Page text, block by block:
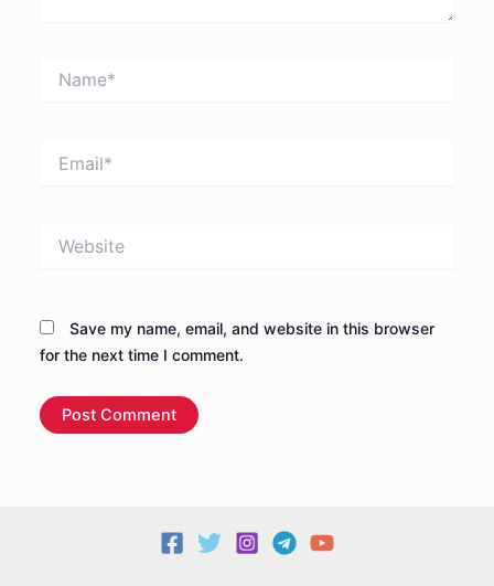
Save my name, email, and website in this browser
for the next time I comment.